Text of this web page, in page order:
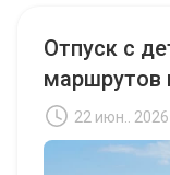
Отпуск с
маршрутов
22 июн.. 2026